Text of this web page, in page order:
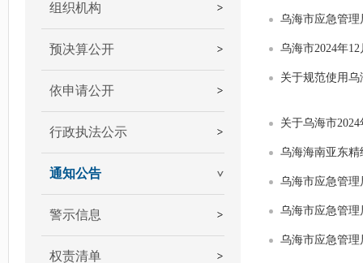
组织机构
预决算公开
依申请公开
行政执法公示
通知公告
警示信息
权责清单
乌海市应急管理
乌海市2024年
关于规范使用
关于乌海市
乌海海南亚东精
乌海市应急管理
乌海市应急管理
乌海市应急管理